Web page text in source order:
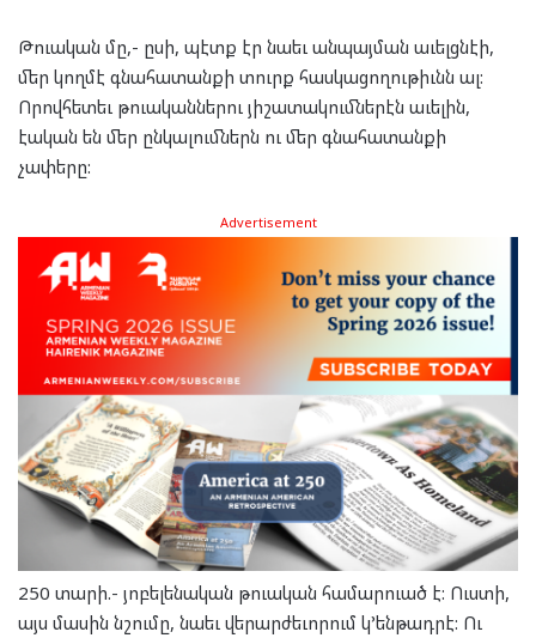
Թուական մը,- ըսի, պէտք էր նաեւ անպայման աւելցնէի,
մեր կողմէ գնահատանքի տուրք հասկացողութիւնն ալ:
Որովհետեւ թուականներու յիշատակումներէն աւելին,
էական են մեր ընկալումներն ու մեր գնահատանքի
չափերը:
Advertisement
250 տարի.- յոբելենական թուական համարուած է: Ուստի,
այս մասին նշումը, նաեւ վերարժեւորում կ’ենթադրէ: Ու